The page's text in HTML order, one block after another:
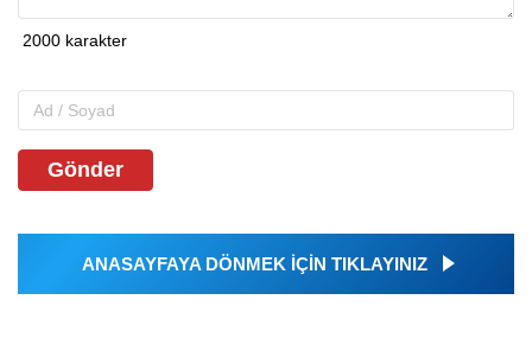
Gönder
ANASAYFAYA DÖNMEK İÇİN TIKLAYINIZ